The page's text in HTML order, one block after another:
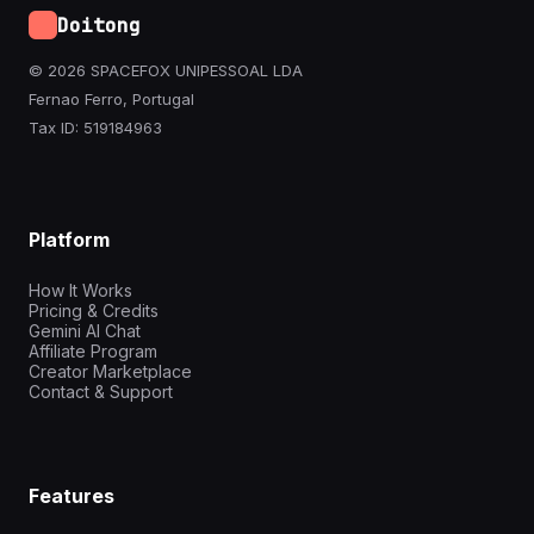
Doitong
© 2026 SPACEFOX UNIPESSOAL LDA
Fernao Ferro, Portugal
Tax ID: 519184963
Platform
How It Works
Pricing & Credits
Gemini AI Chat
Affiliate Program
Creator Marketplace
Contact & Support
Features